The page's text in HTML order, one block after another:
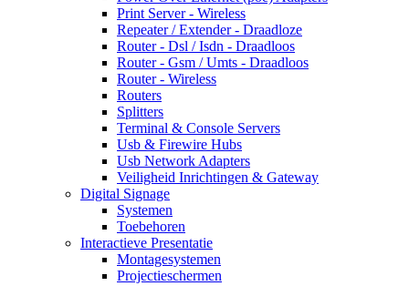
Print Server - Wireless
Repeater / Extender - Draadloze
Router - Dsl / Isdn - Draadloos
Router - Gsm / Umts - Draadloos
Router - Wireless
Routers
Splitters
Terminal & Console Servers
Usb & Firewire Hubs
Usb Network Adapters
Veiligheid Inrichtingen & Gateway
Digital Signage
Systemen
Toebehoren
Interactieve Presentatie
Montagesystemen
Projectieschermen